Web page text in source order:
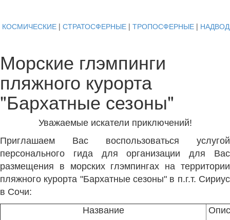
КОСМИЧЕСКИЕ | СТРАТОСФЕРНЫЕ | ТРОПОСФЕРНЫЕ |
Морские глэмпинги
пляжного курорта
"Бархатные сезоны"
Уважаемые искатели приключений!
Приглашаем Вас воспользоваться услугой
персонального гида для организации для Вас
размещения в морских глэмпингах на территории
пляжного курорта "Бархатные сезоны" в п.г.т. Сириус
в Сочи:
Название